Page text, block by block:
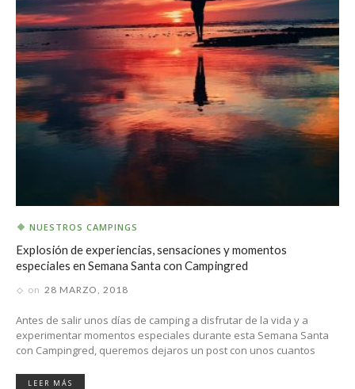
NUESTROS CAMPINGS
Explosión de experiencias, sensaciones y momentos
especiales en Semana Santa con Campingred
on 28 MARZO, 2018
Antes de salir unos días de camping a disfrutar de la vida y a
experimentar momentos especiales durante esta Semana Santa
con Campingred, queremos dejaros un post con unos cuantos
LEER MÁS